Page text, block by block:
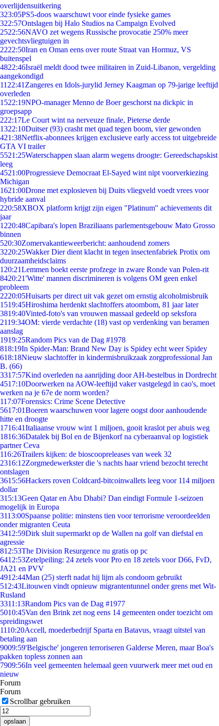
overlijdensuitkering
323:05PS5-doos waarschuwt voor einde fysieke games
322:57Ontslagen bij Halo Studios na Campaign Evolved
2522:56NAVO zet wegens Russische provocatie 250% meer
gevechtsvliegtuigen in
2222:50Iran en Oman eens over route Straat van Hormuz, VS
buitenspel
4822:46Israël meldt dood twee militairen in Zuid-Libanon, vergelding
aangekondigd
11 22:41 Zangeres en Idols-jurylid Jerney Kaagman op 79-jarige leeftijd
overleden
1522:19NPO-manager Menno de Boer geschorst na dickpic in
groepsapp
222:17Le Court wint na nerveuze finale, Pieterse derde
1322:10Duitser (93) crasht met quad tegen boom, vier gewonden
421:38Netflix-abonnees krijgen exclusieve early access tot uitgebreide
GTA VI trailer
5521:25Waterschappen slaan alarm wegens droogte: Gereedschapskist
leeg
4521:00Progressieve Democraat El-Sayed wint nipt voorverkiezing
Michigan
1621:00Drone met explosieven bij Duits vliegveld voedt vrees voor
hybride aanval
220:58XBOX platform krijgt zijn eigen "Platinum" achievements dit
jaar
1220:48Capibara's lopen Braziliaans parlementsgebouw Mato Grosso
binnen
520:30Zomervakantieweerbericht: aanhoudend zomers
3220:25Wakker Dier dient klacht in tegen insectenfabriek Protix om
duurzaamheidsclaims
1 20:21Lemmen boekt eerste profzege in zware Ronde van Polen-rit
8420:21'Witte' mannen discrimineren is volgens OM geen enkel
probleem
2220:05Huisarts per direct uit vak gezet om ernstig alcoholmisbruik
1519:45Hiroshima herdenkt slachtoffers atoombom, 81 jaar later
3819:40Vinted-foto's van vrouwen massaal gedeeld op seksfora
2119:34OM: vierde verdachte (18) vast op verdenking van beramen
aanslag
1919:25Random Pics van de Dag #1978
818:19In Spider-Man: Brand New Day is Spidey echt weer Spidey
618:18Nieuw slachtoffer in kindermisbruikzaak zorgprofessional Jan
B. (66)
3317:57Kind overleden na aanrijding door AH-bestelbus in Dordrecht
4517:10Doorwerken na AOW-leeftijd vaker vastgelegd in cao's, moet
werken na je 67e de norm worden?
117:07Forensics: Crime Scene Detective
5617:01Boeren waarschuwen voor lagere oogst door aanhoudende
hitte en droogte
1716:41Italiaanse vrouw wint 1 miljoen, gooit kraslot per abuis weg
1816:36Datalek bij Bol en de Bijenkorf na cyberaanval op logistiek
partner Ceva
116:26Trailers kijken: de bioscoopreleases van week 32
2316:12Zorgmedewerkster die 's nachts haar vriend bezocht terecht
ontslagen
3615:56Hackers roven Coldcard-bitcoinwallets leeg voor 114 miljoen
dollar
315:13Geen Qatar en Abu Dhabi? Dan eindigt Formule 1-seizoen
mogelijk in Europa
3113:00Spaanse politie: minstens tien voor terrorisme veroordeelden
onder migranten Ceuta
3412:59Dirk sluit supermarkt op de Wallen na golf van diefstal en
agressie
812:53The Division Resurgence nu gratis op pc
6412:53Zetelpeiling: 24 zetels voor Pro en 18 zetels voor D66, FvD,
JA21 en PVV
4912:44Man (25) sterft nadat hij lijm als condoom gebruikt
512:43Litouwen vindt opnieuw migrantentunnel onder grens met Wit-
Rusland
3311:13Random Pics van de Dag #1977
5010:45Van den Brink zet nog eens 14 gemeenten onder toezicht om
spreidingswet
1110:20Accell, moederbedrijf Sparta en Batavus, vraagt uitstel van
betaling aan
9009:59'Belgische' jongeren terroriseren Galderse Meren, maar Boa's
pakken topless zonnen aan
7909:56In veel gemeenten helemaal geen vuurwerk meer met oud en
nieuw
Forum
Forum
Scrollbar gebruiken
opslaan